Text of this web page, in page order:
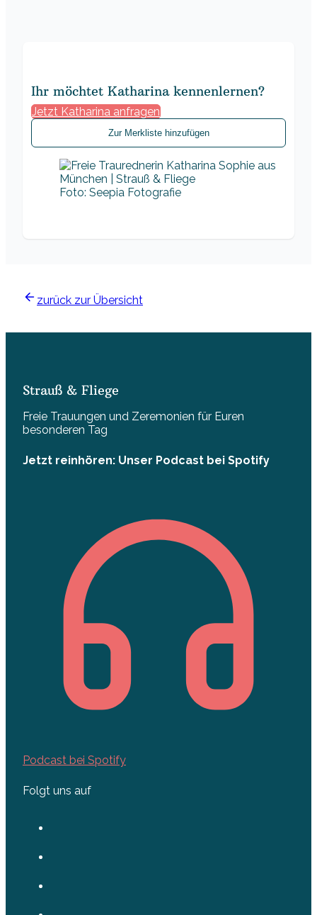
Ihr möchtet Katharina kennenlernen?
Jetzt Katharina anfragen
Zur Merkliste hinzufügen
Foto: Seepia Fotografie
zurück zur Übersicht
Strauß & Fliege
Freie Trauungen und Zeremonien für Euren
besonderen Tag
Jetzt reinhören: Unser Podcast bei Spotify
Podcast bei Spotify
Folgt uns auf